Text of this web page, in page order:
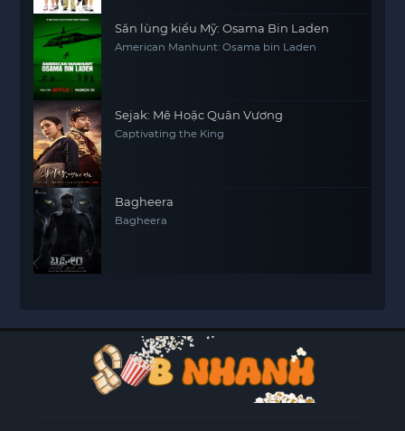
Săn lùng kiểu Mỹ: Osama Bin Laden
American Manhunt: Osama bin Laden
Sejak: Mê Hoặc Quân Vương
Captivating the King
Bagheera
Bagheera